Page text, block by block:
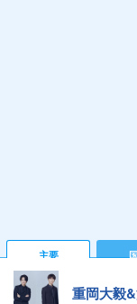
主要
重岡大毅